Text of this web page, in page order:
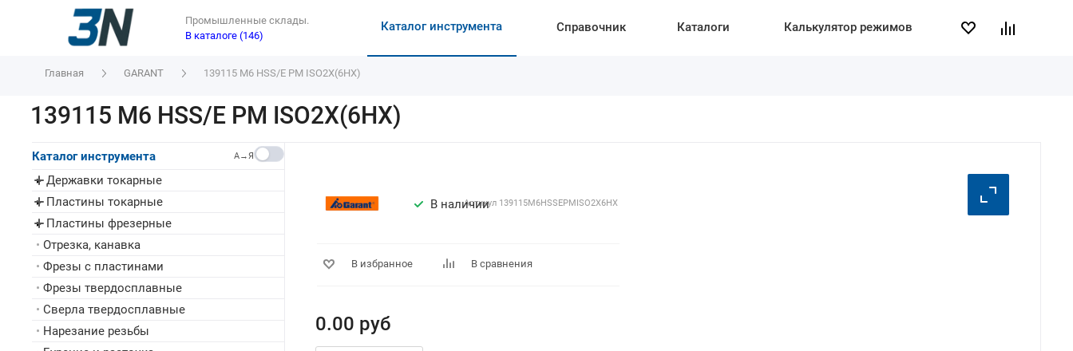
Промышленные склады.
В каталоге (146)
Каталог инструмента Справочник Каталоги Калькулятор режимов
Главная GARANT 139115 M6 HSS/E PM ISO2X(6HX)
139115 M6 HSS/E PM ISO2X(6HX)
В наличии
Артикул 139115M6HSSEPMISO2X6HX
В избранное В сравнения
0.00 руб
Каталог инструмента A→Я
▸ Державки токарные
▸ Пластины токарные
▸ Пластины фрезерные
• Отрезка, канавка
• Фрезы с пластинами
• Фрезы твердосплавные
• Сверла твердосплавные
• Нарезание резьбы